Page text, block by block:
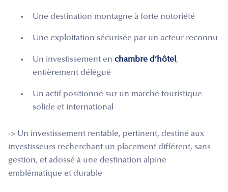
Une destination montagne à forte notoriété
Une exploitation sécurisée par un acteur reconnu
Un investissement en chambre d’hôtel,
entièrement délégué
Un actif positionné sur un marché touristique
solide et international
-> Un investissement rentable, pertinent, destiné aux
investisseurs recherchant un placement différent, sans
gestion, et adossé à une destination alpine
emblématique et durable